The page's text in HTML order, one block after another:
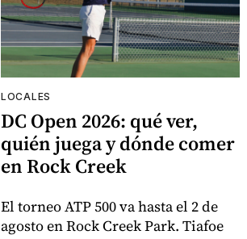
LOCALES
DC Open 2026: qué ver,
quién juega y dónde comer
en Rock Creek
El torneo ATP 500 va hasta el 2 de
agosto en Rock Creek Park. Tiafoe